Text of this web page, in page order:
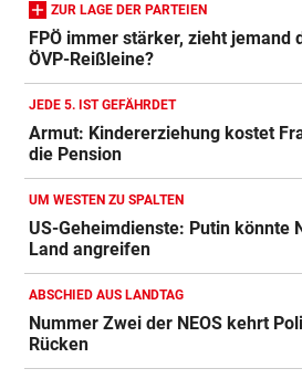
Zwei Bullen-Talente sind
der Warteschleife
VERANSTALTER GESCHOCKT
Drohung: 3000 Besucher
Festival verlassen
Schräge Mitführpflicht auch
einem Nachbarland!
FATALE GLUTHITZE
Wenn Bauarbeiter auf dem
zusammenbrechen
ZUR LAGE DER PARTEIEN
FPÖ immer stärker, zieht jemand
ÖVP-Reißleine?
JEDE 5. IST GEFÄHRDET
Armut: Kindererziehung kostet
die Pension
UM WESTEN ZU SPALTEN
US-Geheimdienste: Putin könnte
Land angreifen
ABSCHIED AUS LANDTAG
Nummer Zwei der NEOS kehrt
Rücken